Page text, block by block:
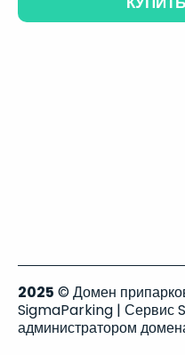
2025 © Домен
SigmaParking | Сервис
администратором